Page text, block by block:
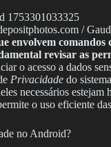
/
envolvem comandos
revisar as
o acesso a dados
Privacidade do
necessários estejam
o uso eficiente
no Android?